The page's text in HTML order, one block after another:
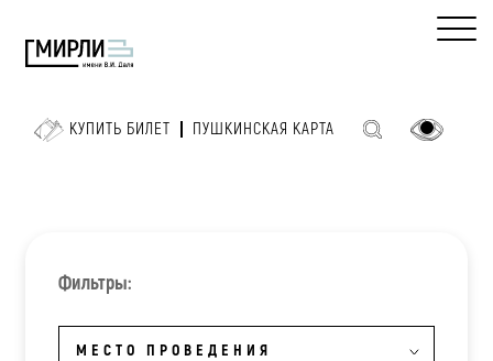
КУПИТЬ БИЛЕТ ПУШКИНСКАЯ КАРТА
Фильтры:
МЕСТО ПРОВЕДЕНИЯ